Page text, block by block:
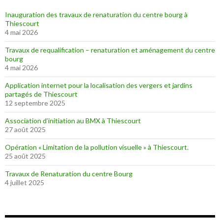
Inauguration des travaux de renaturation du centre bourg à
Thiescourt
4 mai 2026
Travaux de requalification – renaturation et aménagement du centre
bourg
4 mai 2026
Application internet pour la localisation des vergers et jardins
partagés de Thiescourt
12 septembre 2025
Association d’initiation au BMX à Thiescourt
27 août 2025
Opération « Limitation de la pollution visuelle » à Thiescourt.
25 août 2025
Travaux de Renaturation du centre Bourg
4 juillet 2025